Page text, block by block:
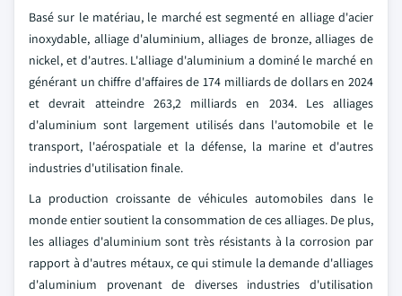
Basé sur le matériau, le marché est segmenté en alliage d'acier
inoxydable, alliage d'aluminium, alliages de bronze, alliages de
nickel, et d'autres. L'alliage d'aluminium a dominé le marché en
générant un chiffre d'affaires de 174 milliards de dollars en 2024
et devrait atteindre 263,2 milliards en 2034. Les alliages
d'aluminium sont largement utilisés dans l'automobile et le
transport, l'aérospatiale et la défense, la marine et d'autres
industries d'utilisation finale.
La production croissante de véhicules automobiles dans le
monde entier soutient la consommation de ces alliages. De plus,
les alliages d'aluminium sont très résistants à la corrosion par
rapport à d'autres métaux, ce qui stimule la demande d'alliages
d'aluminium provenant de diverses industries d'utilisation